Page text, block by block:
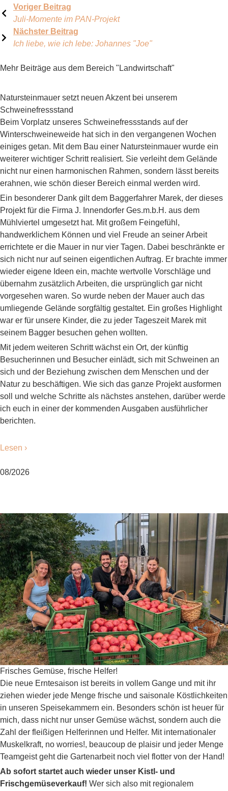
Voriger Beitrag
Juli-Momente im PAN-Projekt
Nächster Beitrag
Ich liebe, wie ich lebe: Johannes "Joe"
Mehr Beiträge aus dem Bereich "Landwirtschaft"
Natursteinmauer setzt neuen Akzent bei unserem
Schweinefressstand
Beim Vorplatz unseres Schweinefressstands auf der
Winterschweineweide hat sich in den vergangenen Wochen
einiges getan. Mit dem Bau einer Natursteinmauer wurde ein
weiterer wichtiger Schritt realisiert. Sie verleiht dem Gelände
nicht nur einen harmonischen Rahmen, sondern lässt bereits
erahnen, wie schön dieser Bereich einmal werden wird.
Ein besonderer Dank gilt dem Baggerfahrer Marek, der dieses
Projekt für die Firma J. Innendorfer Ges.m.b.H. aus dem
Mühlviertel umgesetzt hat. Mit großem Feingefühl,
handwerklichem Können und viel Freude an seiner Arbeit
errichtete er die Mauer in nur vier Tagen. Dabei beschränkte er
sich nicht nur auf seinen eigentlichen Auftrag. Er brachte immer
wieder eigene Ideen ein, machte wertvolle Vorschläge und
übernahm zusätzlich Arbeiten, die ursprünglich gar nicht
vorgesehen waren. So wurde neben der Mauer auch das
umliegende Gelände sorgfältig gestaltet. Ein großes Highlight
war er für unsere Kinder, die zu jeder Tageszeit Marek mit
seinem Bagger besuchen gehen wollten.
Mit jedem weiteren Schritt wächst ein Ort, der künftig
Besucherinnen und Besucher einlädt, sich mit Schweinen an
sich und der Beziehung zwischen dem Menschen und der
Natur zu beschäftigen. Wie sich das ganze Projekt ausformen
soll und welche Schritte als nächstes anstehen, darüber werde
ich euch in einer der kommenden Ausgaben ausführlicher
berichten.
Lesen ›
08/2026
Frisches Gemüse, frische Helfer!
Die neue Erntesaison ist bereits in vollem Gange und mit ihr
ziehen wieder jede Menge frische und saisonale Köstlichkeiten
in unseren Speisekammern ein. Besonders schön ist heuer für
mich, dass nicht nur unser Gemüse wächst, sondern auch die
Zahl der fleißigen Helferinnen und Helfer. Mit internationaler
Muskelkraft, no worries!, beaucoup de plaisir und jeder Menge
Teamgeist geht die Gartenarbeit noch viel flotter von der Hand!
Ab sofort startet auch wieder unser Kistl- und
Frischgemüseverkauf! Wer sich also mit regionalem